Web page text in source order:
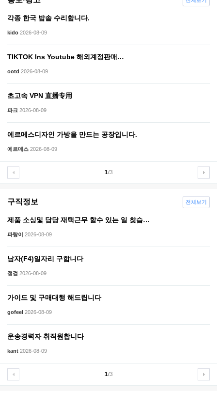
각종 한국 밥솥 수리합니다.
kido 2026-08-09
TIKTOK Ins Youtube 해외계정판매…
ootd 2026-08-09
초고속 VPN 直播专用
파크 2026-08-09
에르메스디자인 가방을 만드는 공장입니다.
에르메스 2026-08-09
1/3
구직정보
제품 소싱및 담당 재택근무 할수 있는 일 찾습…
파랑이 2026-08-09
남자(F4)일자리 구합니다
정걸 2026-08-09
가이드 및 구매대행 해드립니다
gofeel 2026-08-09
운송경력자 취직원합니다
kant 2026-08-09
1/3
전체보기